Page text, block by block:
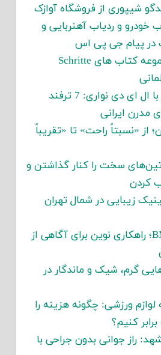
شیپوری از فروشگاه آوازک
خودرو و ردیاب آهنربایی و
در پیام جی پی اس
دانلود رایگان مجموعه کتاب های Schritte
نورپردازی مخفی با ال ای دی نواری: 7 ترفند
مدرن ایرانی
از «نسبتاً راحت» تا «تقریباً
زنان 2025 روتین‌های سخت را کنار گذاشتن و
کردن
زیبایی در شمال تهران
ربات محاسبه BMI؛ راهکاری نوین برای آگاهی از
گرم، شیک و ماندگار در
ورزشی: چگونه هزینه را
کنیم؟
راز جوانی بدون جراحی با